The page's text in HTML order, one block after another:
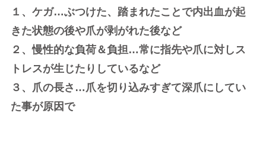
１、ケガ…ぶつけた、踏まれたことで内出血が起
きた状態の後や爪が剥がれた後など
２、慢性的な負荷＆負担…常に指先や爪に対しス
トレスが生じたりしているなど
３、爪の長さ…爪を切り込みすぎて深爪にしてい
た事が原因で